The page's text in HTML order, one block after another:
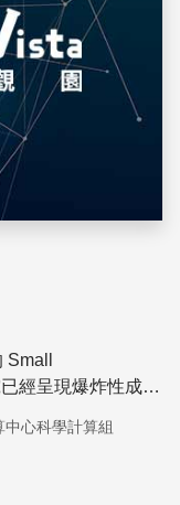
經呈現爆炸性成
心科學計算組